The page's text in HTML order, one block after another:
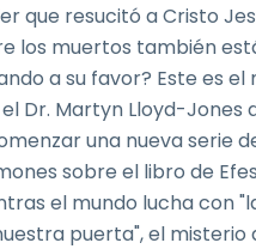
que resucitó a Cristo
los muertos también
a su favor? Este es el
Dr. Martyn Lloyd-Jones
una nueva serie
sobre el libro de
el mundo lucha con
puerta", el misterio